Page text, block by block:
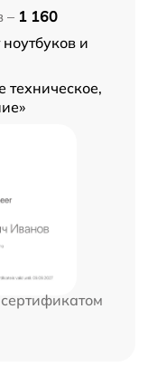
– 1 160
и
техническое,